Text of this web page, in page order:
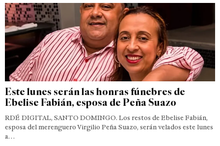
Este lunes serán las honras fúnebres de
Ebelise Fabián, esposa de Peña Suazo
RDÉ DIGITAL, SANTO DOMINGO. Los restos de Ebelise Fabián,
esposa del merenguero Virgilio Peña Suazo, serán velados este lunes
a…